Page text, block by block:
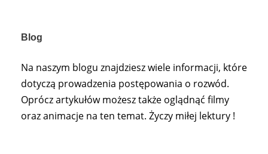
Blog
Na naszym blogu znajdziesz wiele informacji, które
dotyczą prowadzenia postępowania o rozwód.
Oprócz artykułów możesz także oglądnąć filmy
oraz animacje na ten temat. Życzy miłej lektury !